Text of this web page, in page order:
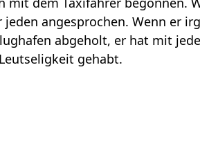
angesprochen. Wenn er
abgeholt, er hat mit
gehabt.